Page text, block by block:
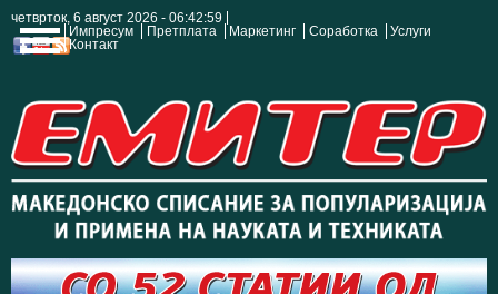
четврток, 6 август 2026 - 06:43:00
Импресум
Претплата Маркетинг Соработка
Услуги
Контакт